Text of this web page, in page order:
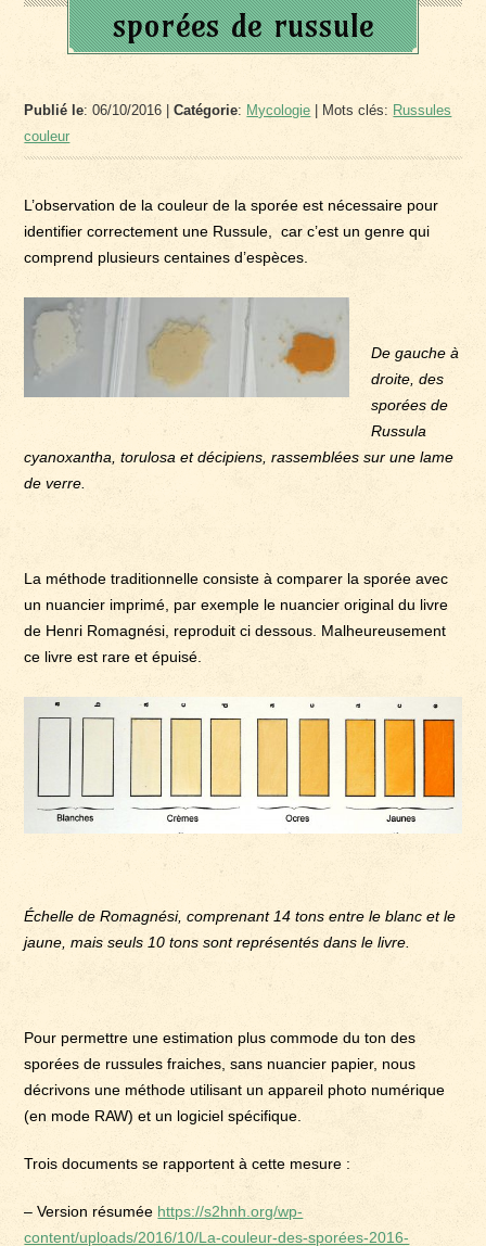
sporées de russule
Publié le: 06/10/2016 |Catégorie: Mycologie | Mots clés: Russules
couleur
L’observation de la couleur de la sporée est nécessaire pour
identifier correctement une Russule, car c’est un genre qui
comprend plusieurs centaines d’espèces.
De gauche à
droite, des
sporées de
Russula
cyanoxantha, torulosa et décipiens, rassemblées sur une lame
de verre.
La méthode traditionnelle consiste à comparer la sporée avec
un nuancier imprimé, par exemple le nuancier original du livre
de Henri Romagnési, reproduit ci dessous. Malheureusement
ce livre est rare et épuisé.
Échelle de Romagnési, comprenant 14 tons entre le blanc et le
jaune, mais seuls 10 tons sont représentés dans le livre.
Pour permettre une estimation plus commode du ton des
sporées de russules fraiches, sans nuancier papier, nous
décrivons une méthode utilisant un appareil photo numérique
(en mode RAW) et un logiciel spécifique.
Trois documents se rapportent à cette mesure :
– Version résumée https://s2hnh.org/wp-
content/uploads/2016/10/La-couleur-des-sporées-2016-